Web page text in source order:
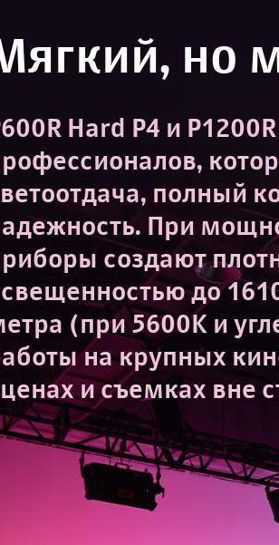
но
Hard P4 и
полный
При
создают
до
(при 5600K и
на крупных
и съемках вне